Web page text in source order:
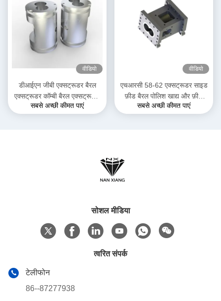
वीडियो
डीआईएन जीबी एक्सट्रूडर बैरल
एक्सट्रूडर कॉम्बी बैरल एक्सट्रूज़न
ट्विन स्क्रू एक्सट्रूज़न के लिए
सबसे अच्छी कीमत पाएं
वीडियो
एचआरसी 58-62 एक्सट्रूडर साइड
फ़ीड बैरल पोलिश खाद्य और फ़ीड
उद्योग के लिए
सबसे अच्छी कीमत पाएं
सोशल मीडिया
त्वरित संपर्क
टेलीफोन
86--87277938